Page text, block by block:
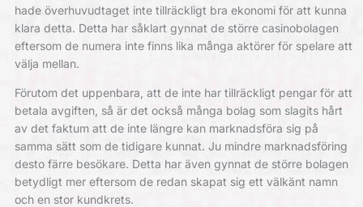
hade överhuvudtaget inte tillräckligt bra ekonomi för att kunna
klara detta. Detta har såklart gynnat de större casinobolagen
eftersom de numera inte finns lika många aktörer för spelare att
välja mellan.
Förutom det uppenbara, att de inte har tillräckligt pengar för att
betala avgiften, så är det också många bolag som slagits hårt
av det faktum att de inte längre kan marknadsföra sig på
samma sätt som de tidigare kunnat. Ju mindre marknadsföring
desto färre besökare. Detta har även gynnat de större bolagen
betydligt mer eftersom de redan skapat sig ett välkänt namn
och en stor kundkrets.